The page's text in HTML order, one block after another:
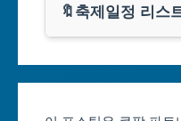
광주광역시
대전광역시
클룩
🔖축제일정 리스